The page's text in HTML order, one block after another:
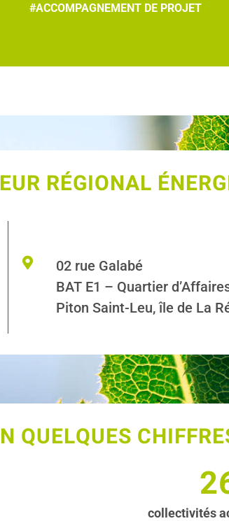
#ACCOMPAGNEMENT DE PROJET
RÉGIONAL
02 rue Galabé
BAT E1 – Quartier
Piton Saint-Leu, île de La
QUELQUES
collectivités